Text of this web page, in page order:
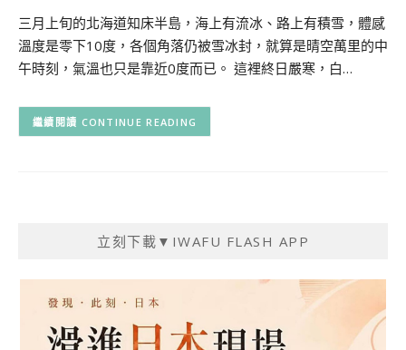
三月上旬的北海道知床半島，海上有流冰、路上有積雪，體感
溫度是零下10度，各個角落仍被雪冰封，就算是晴空萬里的中
午時刻，氣溫也只是靠近0度而已。 這裡終日嚴寒，白…
CONTINUE READING
立刻下載▼IWAFU FLASH APP